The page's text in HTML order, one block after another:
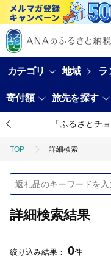
カテゴリ 地域 ラ
寄付額 旅先を探す
「ふるさとチ
TOP 詳細検索
詳細検索結果
絞り込み結果： 0件